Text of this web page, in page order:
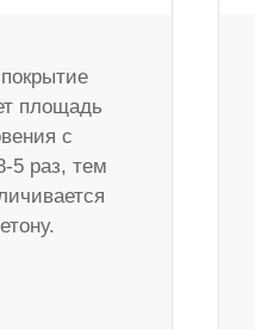
площадь
с
5 раз, тем